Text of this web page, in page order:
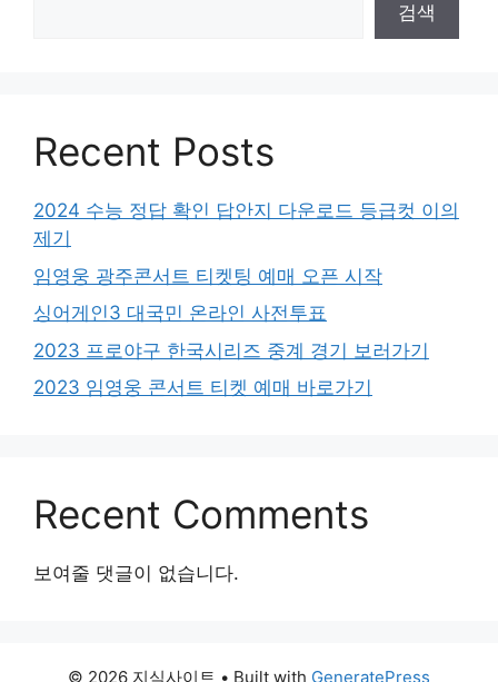
검색
Recent Posts
2024 수능 정답 확인 답안지 다운로드 등급컷 이의
제기
임영웅 광주콘서트 티켓팅 예매 오픈 시작
싱어게인3 대국민 온라인 사전투표
2023 프로야구 한국시리즈 중계 경기 보러가기
2023 임영웅 콘서트 티켓 예매 바로가기
Recent Comments
보여줄 댓글이 없습니다.
© 2026 지식사이트 • Built with GeneratePress